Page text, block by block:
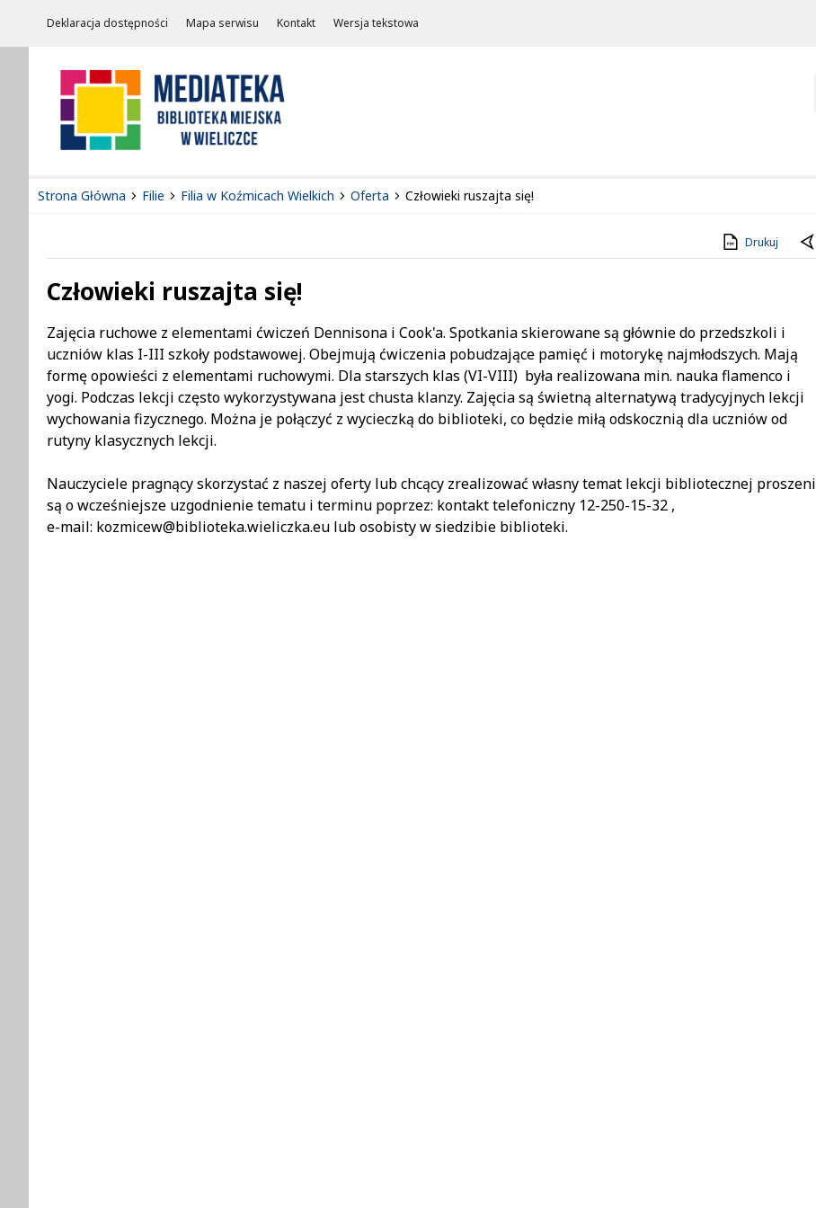
Deklaracja dostępności Mapa serwisu Kontakt Wersja tekstowa
Strona Główna Filie Filia w Koźmicach Wielkich Oferta Człowieki ruszajta się!
Drukuj
Człowieki ruszajta się!
Treść
Zajęcia ruchowe z elementami ćwiczeń Dennisona i Cook'a. Spotkania skierowane są głównie do przedszkoli i
uczniów klas I-III szkoły podstawowej. Obejmują ćwiczenia pobudzające pamięć i motorykę najmłodszych. Mają
formę opowieści z elementami ruchowymi. Dla starszych klas (VI-VIII) była realizowana min. nauka flamenco i
yogi. Podczas lekcji często wykorzystywana jest chusta klanzy. Zajęcia są świetną alternatywą tradycyjnych lekcji
wychowania fizycznego. Można je połączyć z wycieczką do biblioteki, co będzie miłą odskocznią dla uczniów od
rutyny klasycznych lekcji.
Nauczyciele pragnący skorzystać z naszej oferty lub chcący zrealizować własny temat lekcji bibliotecznej proszeni
są o wcześniejsze uzgodnienie tematu i terminu poprzez: kontakt telefoniczny 12-250-15-32 ,
e-mail: kozmicew@biblioteka.wieliczka.eu lub osobisty w siedzibie biblioteki.